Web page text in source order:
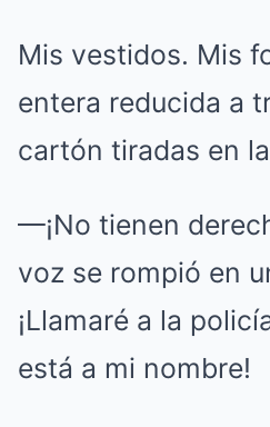
Mis vestidos. Mis
entera reducida a
cartón tiradas en
—¡No tienen
voz se rompió en
¡Llamaré a la
está a mi nombre!